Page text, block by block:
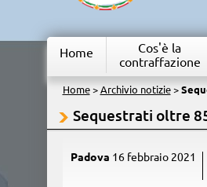
Home
Cos'è la
contraffazione
Home> Archivio notizie>
Sequestrati oltre
Padova 16 febbraio 2021